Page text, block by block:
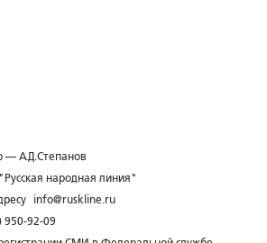
— А.Д.Степанов
народная линия"
info@ruskline.ru
950-92-09